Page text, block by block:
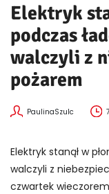
Elektryk
podczas
walczyli z
pożarem
PaulinaSzulc
Elektryk stanął w
walczyli z
czwartek